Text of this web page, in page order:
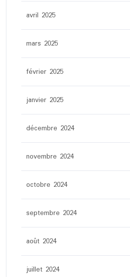
avril 2025
mars 2025
février 2025
janvier 2025
décembre 2024
novembre 2024
octobre 2024
septembre 2024
août 2024
juillet 2024